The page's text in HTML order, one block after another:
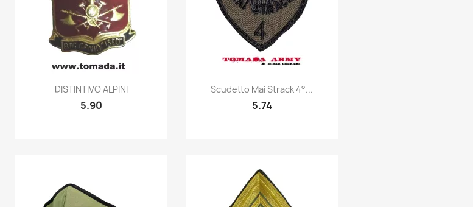
Quick view
DISTINTIVO ALPINI
5.90
Quick view
Scudetto Mai Strack 4°...
5.74